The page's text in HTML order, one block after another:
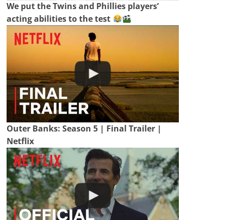
We put the Twins and Phillies players’
acting abilities to the test
Outer Banks: Season 5 | Final Trailer |
Netflix